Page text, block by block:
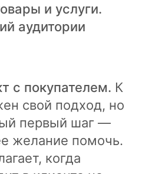
и услуги.
аудитории
с покупателем. К
свой подход, но
первый шаг —
желание помочь.
когда